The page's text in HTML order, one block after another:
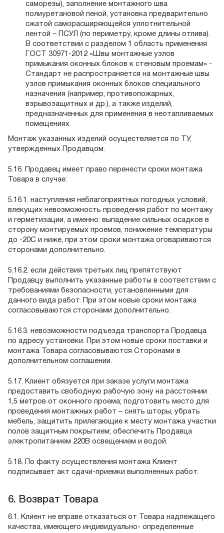
саморезы), заполнение монтажного шва
полиуретановой пеной, установка предварительно
сжатой саморасширяющейся уплотнительной
лентой – ПСУЛ (по периметру, кроме длины отлива).
В соответствии с разделом 1 область применения
ГОСТ 30971-2012 «Швы монтажные узлов
примыкания оконных блоков к стеновым проемам» -
Стандарт не распространяется на монтажные швы
узлов примыкания оконных блоков специального
назначения (например, противопожарных,
взрывозащитных и др.), а также изделий,
предназначенных для применения в неотапливаемых
помещениях.
Монтаж указанных изделий осуществляется по ТУ,
утвержденных Продавцом.
5.16. Продавец имеет право перенести сроки монтажа
Товара в случае:
5.16.1. наступления неблагоприятных погодных условий,
влекущих невозможность проведения работ по монтажу
и герметизации, а именно: выпадение сильных осадков в
сторону монтируемых проемов, понижение температуры
до -20С и ниже, при этом сроки монтажа оговариваются
сторонами дополнительно.
5.16.2. если действия третьих лиц препятствуют
Продавцу выполнить указанные работы в соответствии с
требованиями безопасности, установленными для
данного вида работ. При этом новые сроки монтажа
согласовываются сторонами дополнительно.
5.16.3. невозможности подъезда транспорта Продавца
по адресу установки. При этом новые сроки поставки и
монтажа Товара согласовываются Сторонами в
дополнительном соглашении.
5.17. Клиент обязуется при заказе услуги монтажа
предоставить свободную рабочую зону на расстоянии
1,5 метров от оконного проема; подготовить место для
проведения монтажных работ – снять шторы, убрать
мебель, защитить прилегающие к месту монтажа участки
полов защитным покрытием; обеспечить Продавца
электропитанием 220В освещением и водой.
5.18. По факту осуществления монтажа Клиент
подписывает акт сдачи-приемки выполненных работ.
6. Возврат Товара
6.1. Клиент не вправе отказаться от Товара надлежащего
качества, имеющего индивидуально- определенные